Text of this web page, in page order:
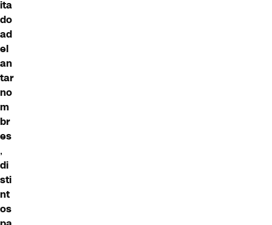
ita
do
ad
el
an
tar
no
m
br
es
,
di
sti
nt
os